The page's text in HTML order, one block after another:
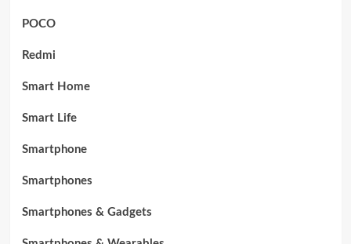
POCO
Redmi
Smart Home
Smart Life
Smartphone
Smartphones
Smartphones & Gadgets